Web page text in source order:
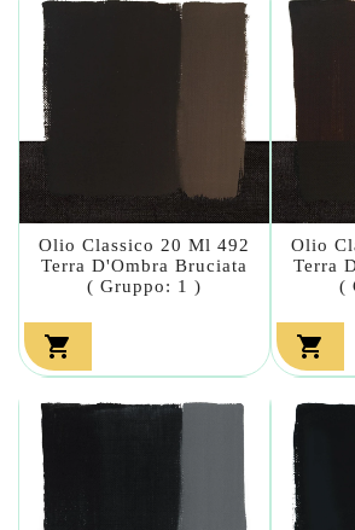
Olio Classico 20 Ml 492
Terra D'Ombra Bruciata
( Gruppo: 1 )

Olio
Terra
(
